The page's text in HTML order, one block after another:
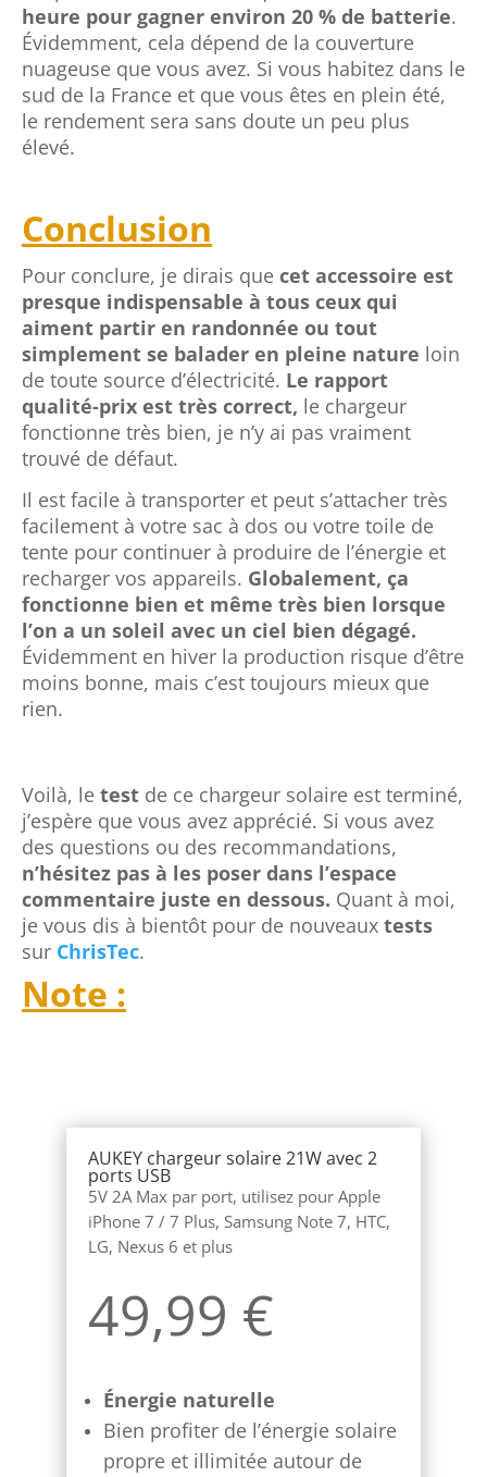
heure pour gagner environ 20 % de batterie.
Évidemment, cela dépend de la couverture
nuageuse que vous avez. Si vous habitez dans le
sud de la France et que vous êtes en plein été,
le rendement sera sans doute un peu plus
élevé.
Conclusion
Pour conclure, je dirais que cet accessoire est
presque indispensable à tous ceux qui
aiment partir en randonnée ou tout
simplement se balader en pleine nature loin
de toute source d’électricité. Le rapport
qualité-prix est très correct, le chargeur
fonctionne très bien, je n’y ai pas vraiment
trouvé de défaut.
Il est facile à transporter et peut s’attacher très
facilement à votre sac à dos ou votre toile de
tente pour continuer à produire de l’énergie et
recharger vos appareils. Globalement, ça
fonctionne bien et même très bien lorsque
l’on a un soleil avec un ciel bien dégagé.
Évidemment en hiver la production risque d’être
moins bonne, mais c’est toujours mieux que
rien.
Voilà, le test de ce chargeur solaire est terminé,
j’espère que vous avez apprécié. Si vous avez
des questions ou des recommandations,
n’hésitez pas à les poser dans l’espace
commentaire juste en dessous. Quant à moi,
je vous dis à bientôt pour de nouveaux tests
sur ChrisTec.
Note :
AUKEY chargeur solaire 21W avec 2
ports USB
5V 2A Max par port, utilisez pour Apple
iPhone 7 / 7 Plus, Samsung Note 7, HTC,
LG, Nexus 6 et plus
49,99 €
Énergie naturelle
Bien profiter de l’énergie solaire
propre et illimitée autour de